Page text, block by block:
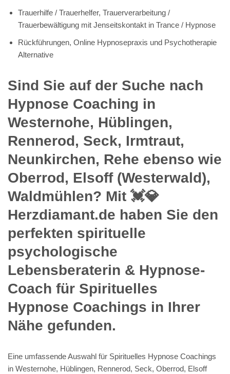
Trauerhilfe / Trauerhelfer, Trauerverarbeitung /
Trauerbewältigung mit Jenseitskontakt in Trance / Hypnose
Rückführungen, Online Hypnosepraxis und Psychotherapie
Alternative
Sind Sie auf der Suche nach
Hypnose Coaching in
Westernohe, Hüblingen,
Rennerod, Seck, Irmtraut,
Neunkirchen, Rehe ebenso wie
Oberrod, Elsoff (Westerwald),
Waldmühlen? Mit 💓️💎
Herzdiamant.de haben Sie den
perfekten spirituelle
psychologische
Lebensberaterin & Hypnose-
Coach für Spirituelles
Hypnose Coachings in Ihrer
Nähe gefunden.
Eine umfassende Auswahl für Spirituelles Hypnose Coachings
in Westernohe, Hüblingen, Rennerod, Seck, Oberrod, Elsoff